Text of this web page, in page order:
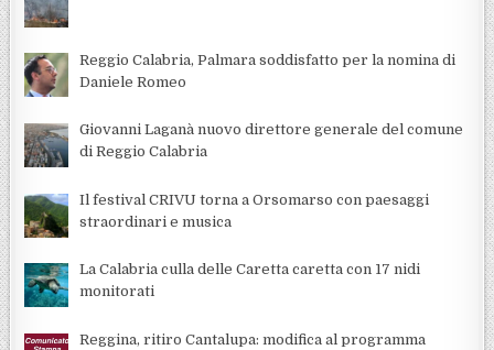
Reggio Calabria, Palmara soddisfatto per la nomina di
Daniele Romeo
Giovanni Laganà nuovo direttore generale del comune
di Reggio Calabria
Il festival CRIVU torna a Orsomarso con paesaggi
straordinari e musica
La Calabria culla delle Caretta caretta con 17 nidi
monitorati
Reggina, ritiro Cantalupa: modifica al programma